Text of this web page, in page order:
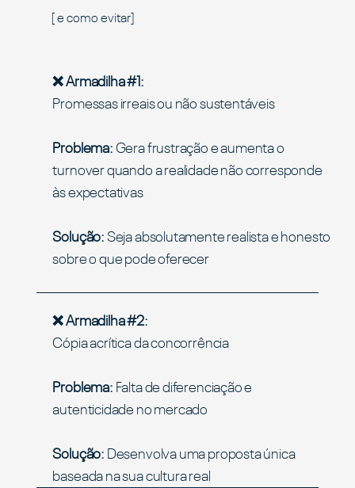
[ e como evitar]
❌ Armadilha #1:
Promessas irreais ou não sustentáveis
Problema: Gera frustração e aumenta o
turnover quando a realidade não corresponde
às expectativas
Solução: Seja absolutamente realista e honesto
sobre o que pode oferecer
❌ Armadilha #2:
Cópia acrítica da concorrência
Problema: Falta de diferenciação e
autenticidade no mercado
Solução: Desenvolva uma proposta única
baseada na sua cultura real